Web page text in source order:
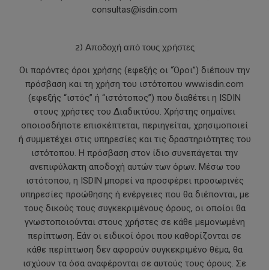
consultas@isdin.com
2) Αποδοχή από τους χρήστες
Οι παρόντες όροι χρήσης (εφεξής οι “Όροι”) διέπουν την
πρόσβαση και τη χρήση τoυ ιστότοπου www.isdin.com
(εφεξής “ιστός” ή “ιστότοπος”) που διαθέτει η ISDIN
στους χρήστες του Διαδικτύου. Χρήστης σημαίνει
οποιοσδήποτε επισκέπτεται, περιηγείται, χρησιμοποιεί
ή συμμετέχει στις υπηρεσίες και τις δραστηριότητες του
ιστότοπου. Η πρόσβαση στον ίδιο συνεπάγεται την
ανεπιφύλακτη αποδοχή αυτών των όρων. Μέσω του
ιστότοπου, η ISDIN μπορεί να προσφέρει προσωρινές
υπηρεσίες προώθησης ή ενέργειες που θα διέπονται, με
τους δικούς τους συγκεκριμένους όρους, οι οποίοι θα
γνωστοποιούνται στους χρήστες σε κάθε μεμονωμένη
περίπτωση. Εάν οι ειδικοί όροι που καθορίζονται σε
κάθε περίπτωση δεν αφορούν συγκεκριμένο θέμα, θα
ισχύουν τα όσα αναφέρονται σε αυτούς τους όρους. Σε